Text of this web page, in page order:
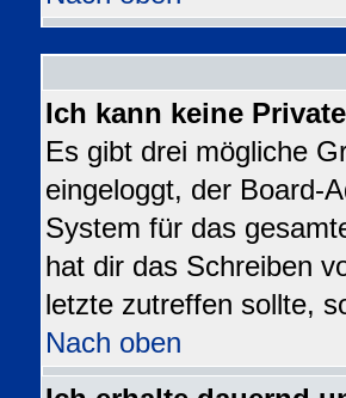
Ich kann keine
Es gibt drei mögliche
eingeloggt, der Board-
System für das
hat dir das Schreiben
letzte zutreffen sollte,
Nach oben